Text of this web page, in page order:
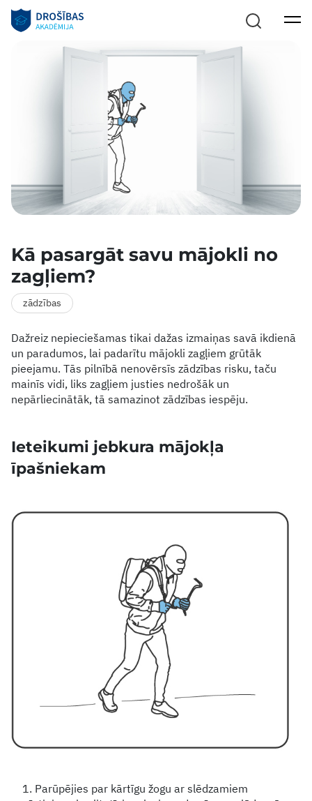
Kā pasargāt savu mājokli no
zagļiem?
zādzības
Dažreiz nepieciešamas tikai dažas izmaiņas savā ikdienā
un paradumos, lai padarītu mājokli zagļiem grūtāk
pieejamu. Tās pilnībā nenovērsīs zādzības risku, taču
mainīs vidi, liks zagļiem justies nedrošāk un
nepārliecinātāk, tā samazinot zādzības iespēju.
Ieteikumi jebkura mājokļa
īpašniekam
1. Parūpējies par kārtīgu žogu ar slēdzamiem